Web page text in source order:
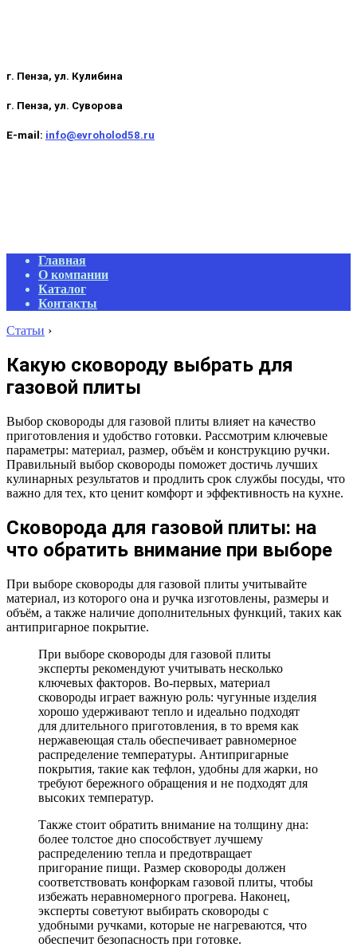
г. Пенза, ул. Кулибина
г. Пенза, ул. Суворова
E-mail: info@evroholod58.ru
Primary
Navigation
Menu
Главная
О компании
Каталог
Контакты
Статьи ›
Какую сковороду выбрать для
газовой плиты
Выбор сковороды для газовой плиты влияет на качество
приготовления и удобство готовки. Рассмотрим ключевые
параметры: материал, размер, объём и конструкцию ручки.
Правильный выбор сковороды поможет достичь лучших
кулинарных результатов и продлить срок службы посуды, что
важно для тех, кто ценит комфорт и эффективность на кухне.
Сковорода для газовой плиты: на
что обратить внимание при выборе
При выборе сковороды для газовой плиты учитывайте
материал, из которого она и ручка изготовлены, размеры и
объём, а также наличие дополнительных функций, таких как
антипригарное покрытие.
При выборе сковороды для газовой плиты
эксперты рекомендуют учитывать несколько
ключевых факторов. Во-первых, материал
сковороды играет важную роль: чугунные изделия
хорошо удерживают тепло и идеально подходят
для длительного приготовления, в то время как
нержавеющая сталь обеспечивает равномерное
распределение температуры. Антипригарные
покрытия, такие как тефлон, удобны для жарки, но
требуют бережного обращения и не подходят для
высоких температур.
Также стоит обратить внимание на толщину дна:
более толстое дно способствует лучшему
распределению тепла и предотвращает
пригорание пищи. Размер сковороды должен
соответствовать конфоркам газовой плиты, чтобы
избежать неравномерного прогрева. Наконец,
эксперты советуют выбирать сковороды с
удобными ручками, которые не нагреваются, что
обеспечит безопасность при готовке.